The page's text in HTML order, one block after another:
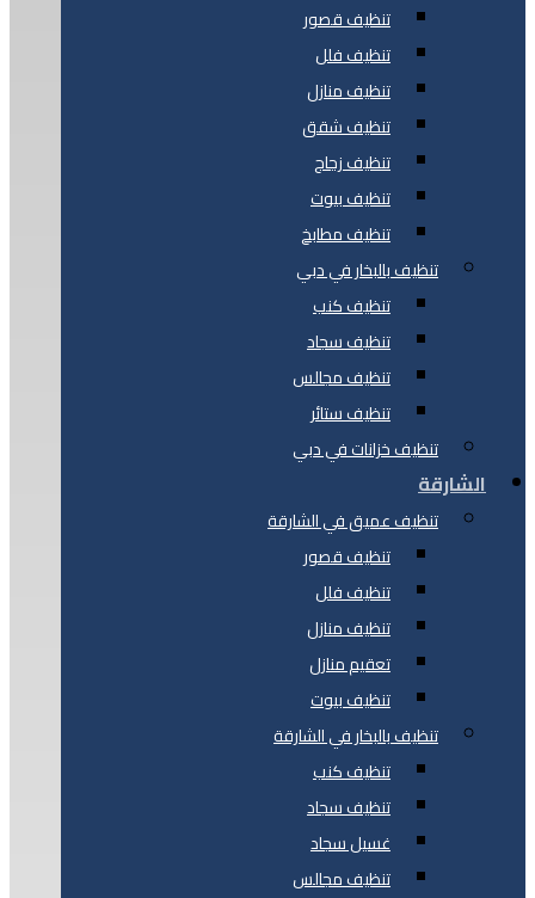
تنظيف قصور
تنظيف فلل
تنظيف منازل
تنظيف شقق
تنظيف زجاج
تنظيف بيوت
تنظيف مطابخ
تنظيف بالبخار في دبي
تنظيف كنب
تنظيف سجاد
تنظيف مجالس
تنظيف ستائر
تنظيف خزانات في دبي
الشارقة
تنظيف عميق في الشارقة
تنظيف قصور
تنظيف فلل
تنظيف منازل
تعقيم منازل
تنظيف بيوت
تنظيف بالبخار في الشارقة
تنظيف كنب
تنظيف سجاد
غسيل سجاد
تنظيف مجالس